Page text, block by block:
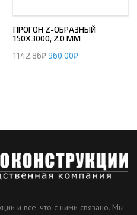
ПРОГОН Z-ОБРАЗНЫЙ
150Х3000, 2,0 ММ
1142,86₽960,00₽
и все, что с ними связано. Мы